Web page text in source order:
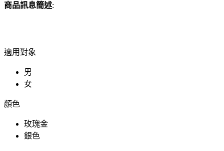
商品訊息簡述:
適用對象
男
女
顏色
玫瑰金
銀色